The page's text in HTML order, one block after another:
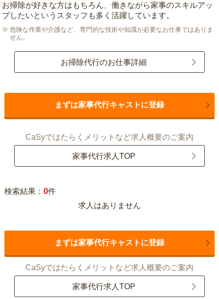
お掃除が好きな方はもちろん、働きながら家事のスキルアッ
プしたいというスタッフも多く活躍しています。
危険な作業や介護など、専門的な技術や知識が必要なお仕事ではありま
せん。
お掃除代行のお仕事詳細
まずは家事代行キャストに登録
CaSyではたらくメリットなど求人概要のご案内
家事代行求人TOP
検索結果： 0件
求人はありません
まずは家事代行キャストに登録
CaSyではたらくメリットなど求人概要のご案内
家事代行求人TOP